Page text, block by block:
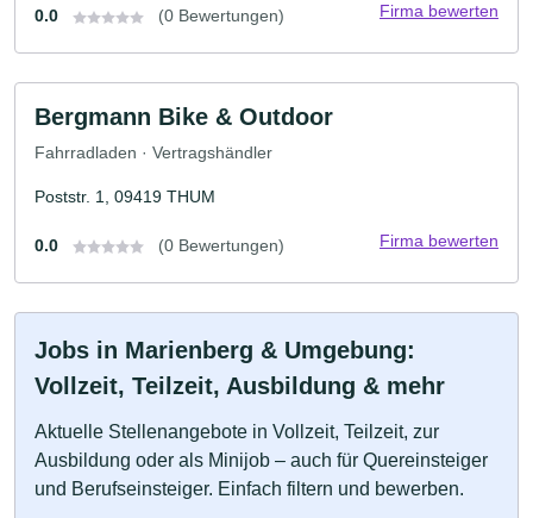
0.0 (0 Bewertungen) Firma bewerten
Bergmann Bike & Outdoor
Fahrradladen · Vertragshändler
Poststr. 1, 09419 THUM
0.0 (0 Bewertungen) Firma bewerten
Jobs in Marienberg & Umgebung:
Vollzeit, Teilzeit, Ausbildung & mehr
Aktuelle Stellenangebote in Vollzeit, Teilzeit, zur
Ausbildung oder als Minijob – auch für Quereinsteiger
und Berufseinsteiger. Einfach filtern und bewerben.